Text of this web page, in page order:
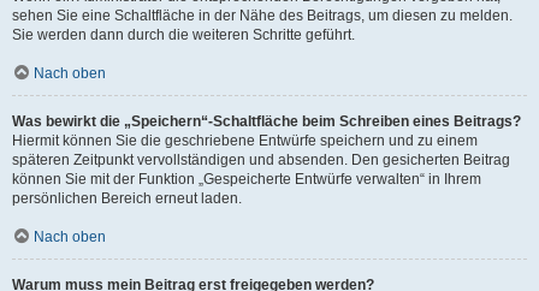
sehen Sie eine Schaltfläche in der Nähe des Beitrags, um diesen zu melden.
Sie werden dann durch die weiteren Schritte geführt.
Nach oben
Was bewirkt die „Speichern“-Schaltfläche beim Schreiben eines Beitrags?
Hiermit können Sie die geschriebene Entwürfe speichern und zu einem
späteren Zeitpunkt vervollständigen und absenden. Den gesicherten Beitrag
können Sie mit der Funktion „Gespeicherte Entwürfe verwalten“ in Ihrem
persönlichen Bereich erneut laden.
Nach oben
Warum muss mein Beitrag erst freigegeben werden?